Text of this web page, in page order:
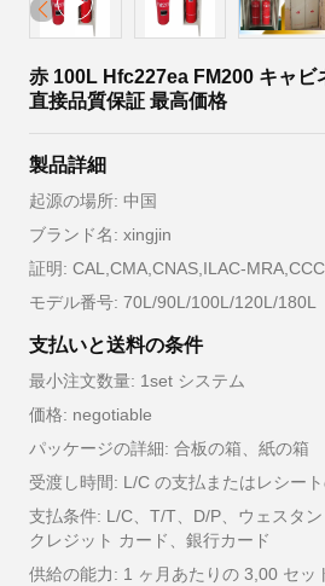
赤 100L Hfc227ea FM200 キャビ
直接品質保証 最高価格
製品詳細
起源の場所: 中国
ブランド名: xingjin
証明: CAL,CMA,CNAS,ILAC-MRA,CCC
モデル番号: 70L/90L/100L/120L/180L
支払いと送料の条件
最小注文数量: 1set システム
価格: negotiable
パッケージの詳細: 合板の箱、紙の箱
受渡し時間: L/C の支払またはレシー
支払条件: L/C、T/T、D/P、ウェスタ
クレジット カード、銀行カード
供給の能力: 1 ヶ月あたりの 3,00 セッ